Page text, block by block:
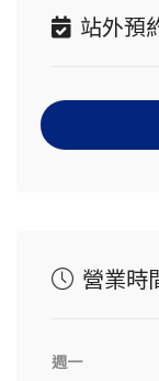
站外預
營業時
週一